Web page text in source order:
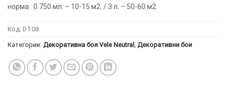
норма : 0.750 мл. – 10-15 м2. / 3 л. – 50-60 м2.
Код: DT08
Категории: Декоративна боя Vele Neutral Декоративни бои
× ТОЗИ
САЙТ
ИЗПОЛЗВА